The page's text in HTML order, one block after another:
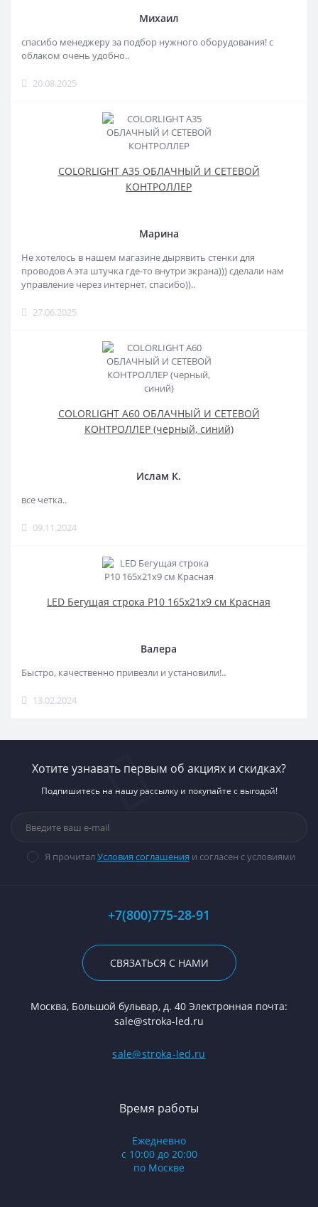
Михаил
спасибо менеджеру за подбор нужного оборудования! с
облаком очень удобно..
20.08.2025
COLORLIGHT A35 ОБЛАЧНЫЙ И СЕТЕВОЙ
КОНТРОЛЛЕР
Марина
Не хотелось в нашем магазине дырявить стенки для
проводов А эта штучка где-то внутри экрана))) сделали нам
управление через интернет, спасибо))..
27.06.2025
COLORLIGHT A60 ОБЛАЧНЫЙ И СЕТЕВОЙ
КОНТРОЛЛЕР (черный, синий)
Ислам К.
все четка..
09.11.2024
LED Бегущая строка Р10 165x21x9 см Красная
Валера
Быстро, качественно привезли и установили!..
13.02.2024
Хотите узнавать первым об акциях и скидках?
Подпишитесь на нашу рассылку и покупайте с выгодой!
Я прочитал Условия соглашения и согласен с условиями
+7(800)775-28-91
СВЯЗАТЬСЯ С НАМИ
Москва, Большой бульвар, д. 40 Электронная почта:
sale@stroka-led.ru
sale@stroka-led.ru
Время работы
Ежедневно
с 10:00 до 20:00
по Москве